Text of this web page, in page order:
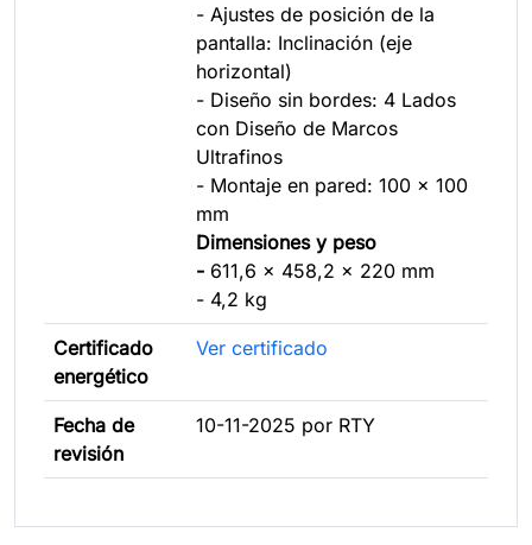
- Ajustes de posición de la
pantalla: Inclinación (eje
horizontal)
- Diseño sin bordes: 4 Lados
con Diseño de Marcos
Ultrafinos
- Montaje en pared: 100 x 100
mm
Dimensiones y peso
- 611,6 x 458,2 x 220 mm
- 4,2 kg
Certificado
energético
Ver certificado
Fecha de
revisión
10-11-2025 por RTY